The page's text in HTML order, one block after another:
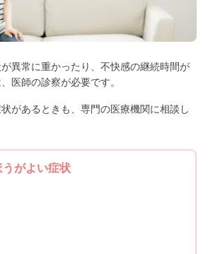
異常に重かったり、不快感の継続時間が
医師の診察が必要です。
があるときも、専門の医療機関に相談し
うがよい症状